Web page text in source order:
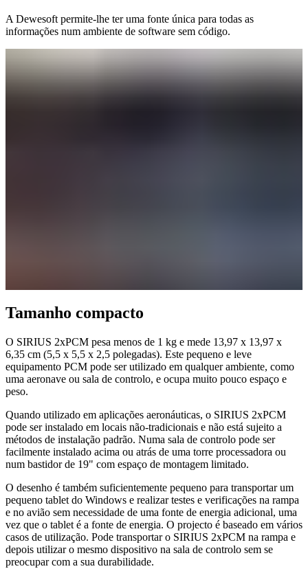
A Dewesoft permite-lhe ter uma fonte única para todas as
informações num ambiente de software sem código.
Tamanho compacto
O SIRIUS 2xPCM pesa menos de 1 kg e mede 13,97 x 13,97 x
6,35 cm (5,5 x 5,5 x 2,5 polegadas). Este pequeno e leve
equipamento PCM pode ser utilizado em qualquer ambiente, como
uma aeronave ou sala de controlo, e ocupa muito pouco espaço e
peso.
Quando utilizado em aplicações aeronáuticas, o SIRIUS 2xPCM
pode ser instalado em locais não-tradicionais e não está sujeito a
métodos de instalação padrão. Numa sala de controlo pode ser
facilmente instalado acima ou atrás de uma torre processadora ou
num bastidor de 19" com espaço de montagem limitado.
O desenho é também suficientemente pequeno para transportar um
pequeno tablet do Windows e realizar testes e verificações na rampa
e no avião sem necessidade de uma fonte de energia adicional, uma
vez que o tablet é a fonte de energia. O projecto é baseado em vários
casos de utilização. Pode transportar o SIRIUS 2xPCM na rampa e
depois utilizar o mesmo dispositivo na sala de controlo sem se
preocupar com a sua durabilidade.